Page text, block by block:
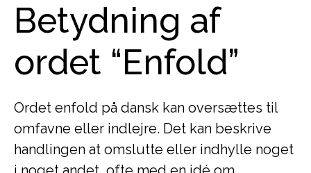
Betydning af
ordet “Enfold”
Ordet enfold på dansk kan oversættes til
omfavne eller indlejre. Det kan beskrive
handlingen at omslutte eller indhylle noget